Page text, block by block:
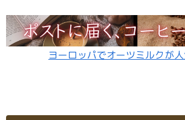
ヨーロッパでオーツミルクが